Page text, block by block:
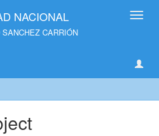
NACIONAL
CARRIÓN